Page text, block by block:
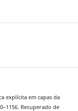
explícita em capas da
Recuperado de